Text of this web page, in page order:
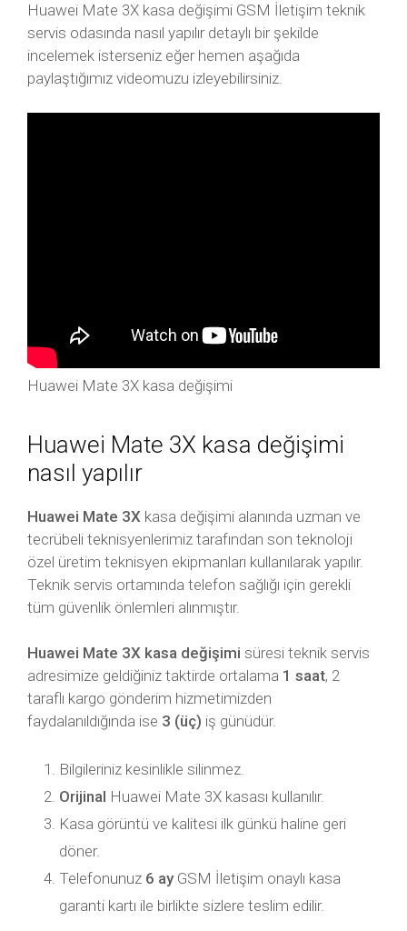
Huawei Mate 3X kasa değişimi GSM İletişim teknik
servis odasında nasıl yapılır detaylı bir şekilde
incelemek isterseniz eğer hemen aşağıda
paylaştığımız videomuzu izleyebilirsiniz.
Huawei Mate 3X kasa değişimi
Huawei Mate 3X kasa değişimi
nasıl yapılır
Huawei Mate 3X kasa değişimi alanında uzman ve
tecrübeli teknisyenlerimiz tarafından son teknoloji
özel üretim teknisyen ekipmanları kullanılarak yapılır.
Teknik servis ortamında telefon sağlığı için gerekli
tüm güvenlik önlemleri alınmıştır.
Huawei Mate 3X kasa değişimi süresi teknik servis
adresimize geldiğiniz taktirde ortalama 1 saat, 2
taraflı kargo gönderim hizmetimizden
faydalanıldığında ise 3 (üç) iş günüdür.
Bilgileriniz kesinlikle silinmez.
Orijinal Huawei Mate 3X kasası kullanılır.
Kasa görüntü ve kalitesi ilk günkü haline geri
döner.
Telefonunuz 6 ayGSM İletişim onaylı kasa
garanti kartı ile birlikte sizlere teslim edilir.